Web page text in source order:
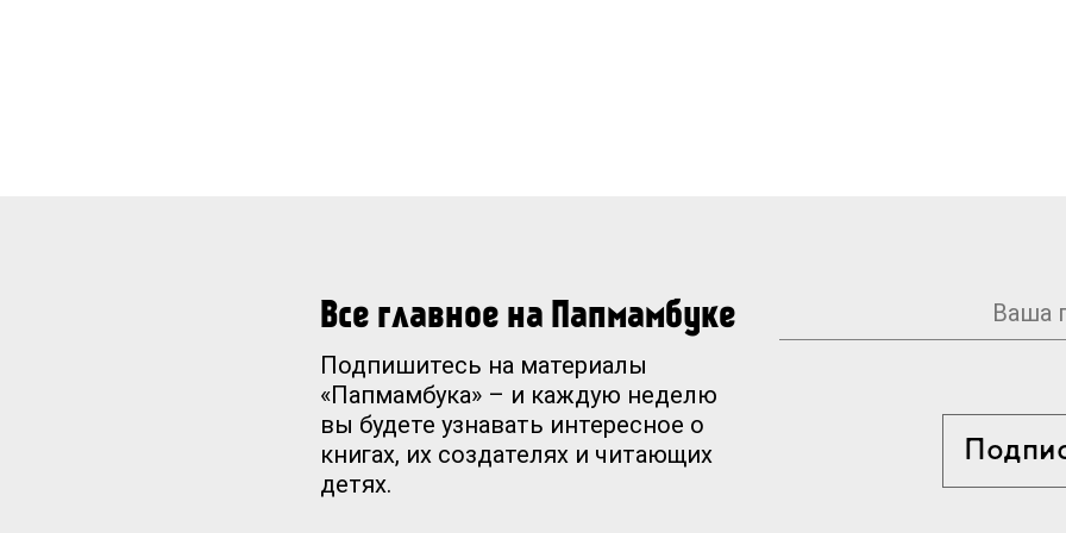
Все главное на Папмамбуке
Подпишитесь на материалы
«Папмамбука» – и каждую неделю
вы будете узнавать интересное о
книгах, их создателях и читающих
детях.